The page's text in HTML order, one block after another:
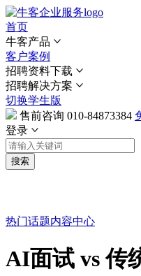
首页
牛客产品
客户案例
招聘资料下载
招聘解决方案
切换学生版
售前咨询 010-84873384
登录
搜索
热门话题内容中心
AI面试 vs 传